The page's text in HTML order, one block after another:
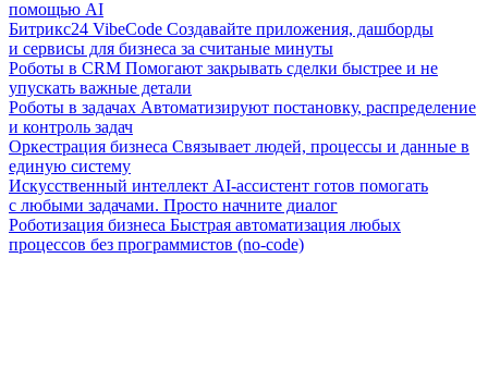
помощью AI
Битрикс24 VibeCode Создавайте приложения, дашборды
и сервисы для бизнеса за считаные минуты
Роботы в CRM Помогают закрывать сделки быстрее и не
упускать важные детали
Роботы в задачах Автоматизируют постановку, распределение
и контроль задач
Оркестрация бизнеса Связывает людей, процессы и данные в
единую систему
Искусственный интеллект AI-ассистент готов помогать
с любыми задачами. Просто начните диалог
Роботизация бизнеса Быстрая автоматизация любых
процессов без программистов (no-code)